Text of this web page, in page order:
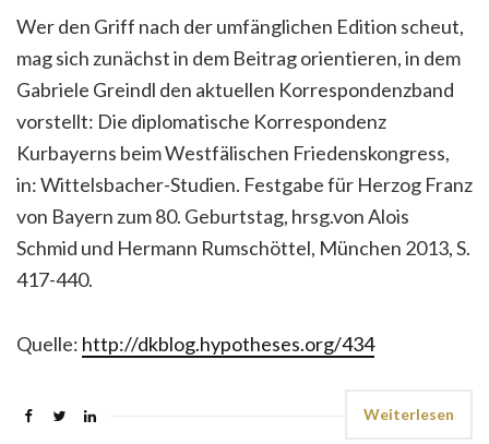
Wer den Griff nach der umfänglichen Edition scheut,
mag sich zunächst in dem Beitrag orientieren, in dem
Gabriele Greindl den aktuellen Korrespondenzband
vorstellt: Die diplomatische Korrespondenz
Kurbayerns beim Westfälischen Friedenskongress,
in: Wittelsbacher-Studien. Festgabe für Herzog Franz
von Bayern zum 80. Geburtstag, hrsg.von Alois
Schmid und Hermann Rumschöttel, München 2013, S.
417-440.
Quelle: http://dkblog.hypotheses.org/434
Weiterlesen